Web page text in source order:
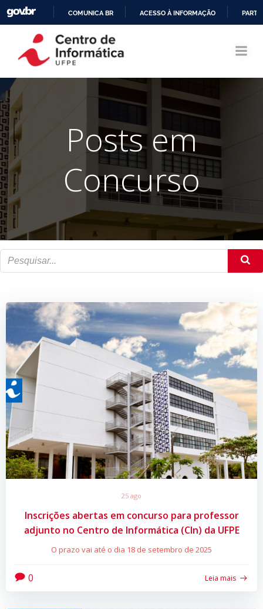
CONTEÚDO
COMUNICA BR ACESSO À INFORMAÇÃO
Posts em
Concurso
25 ago
Inscrições abertas em concurso para professor
adjunto no Centro de Informática (CIn) da UFPE
O prazo vai até o dia 18 de setembro de 2025
0 Leia mais